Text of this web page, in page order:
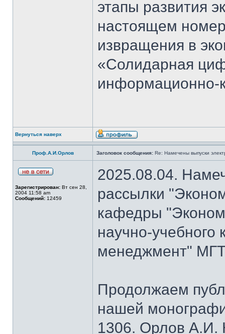
этапы развития
настоящем
извращения в
«Солидарная
информационно-
Вернуться наверх
Проф.А.И.Орлов Заголовок сообщения: Re: Намечены выпуски
Зарегистрирован: Вт сен 28,
2004 11:58 am
Сообщений: 12459
2025.08.04.
рассылки
кафедры
научно-
менеджмент"
Продолжаем
нашей
1306. Орлов А.И.